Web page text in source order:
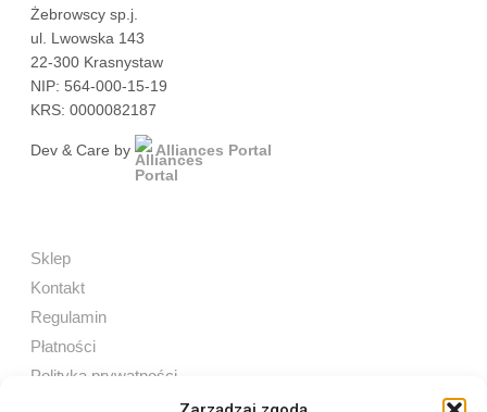
Żebrowscy sp.j.
ul. Lwowska 143
22-300 Krasnystaw
NIP: 564-000-15-19
KRS: 0000082187
Dev & Care by Alliances Portal
Sklep
Kontakt
Regulamin
Płatności
Polityka prywatności